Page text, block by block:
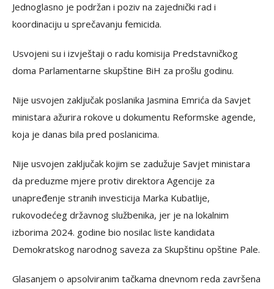
Jednoglasno je podržan i poziv na zajednički rad i
koordinaciju u sprečavanju femicida.
Usvojeni su i izvještaji o radu komisija Predstavničkog
doma Parlamentarne skupštine BiH za prošlu godinu.
Nije usvojen zaključak poslanika Jasmina Emrića da Savjet
ministara ažurira rokove u dokumentu Reformske agende,
koja je danas bila pred poslanicima.
Nije usvojen zaključak kojim se zadužuje Savjet ministara
da preduzme mjere protiv direktora Agencije za
unapređenje stranih investicija Marka Kubatlije,
rukovodećeg državnog službenika, jer je na lokalnim
izborima 2024. godine bio nosilac liste kandidata
Demokratskog narodnog saveza za Skupštinu opštine Pale.
Glasanjem o apsolviranim tačkama dnevnom reda završena